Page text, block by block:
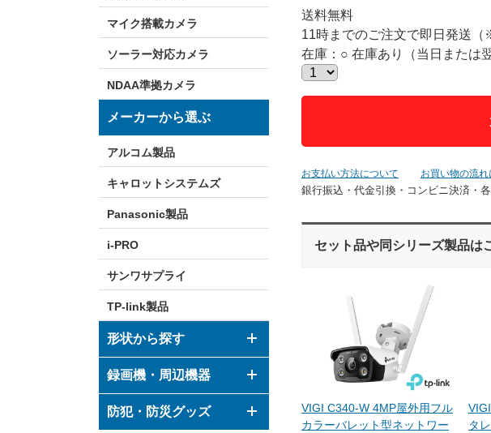
マイク搭載カメラ
ソーラー対応カメラ
NDAA準拠カメラ
メーカーから選ぶ
アルコム製品
キャロットシステムズ
Panasonic製品
i-PRO
サンワサプライ
TP-link製品
形状から探す
ドーム型カメラ
ボックス型カメラ
録画機・周辺機器
デジタルレコーダー
防犯・防災グッズ
送料無料
11時までのご注文で即日発送（
在庫：○ 在庫あり（当日または
お支払い方法について お買い物の流れ
銀行振込・代金引換・コンビニ決済・
セット品や同シリーズ製品は
VIGI C340-W 4MP屋外用フル
カラーバレット型ネットワー
タ